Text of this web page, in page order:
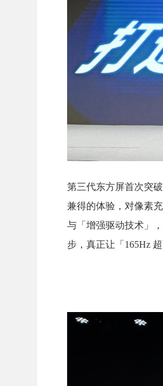
第三代东方屏首次突
兼得的体验，对像素
与「增强驱动技术」
步，真正让「165Hz